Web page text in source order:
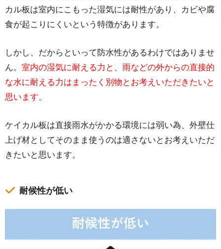
カル板は室内にこもった湿気には耐性があり、カビや腐
食が起こりにくいという特徴があります。
しかし、だからといって防水性があるわけではありませ
ん。 室内の湿気に耐える力と、雨などの外からの直接的
な水に耐える力はまったく別物とお考えいただきたいと
思います。
ケイカル板は直接雨水がかかる環境には弱い為、外壁仕
上げ材としてそのまま使うのは適さないとお考えいただ
きたいと思います。
耐候性が低い